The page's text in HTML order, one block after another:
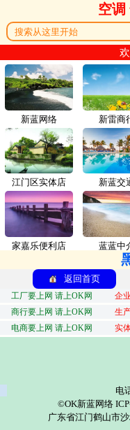
空调
新蓝网络 新雷商
江门区实体店 新蓝交
家嘉乐便利店 蓝蓝中
返回首页
工厂要上网 请上OK网 企
商行要上网 请上OK网
生
电商要上网 请上OK网
实
电
©OK新蓝网络
广东省江门鹤山市